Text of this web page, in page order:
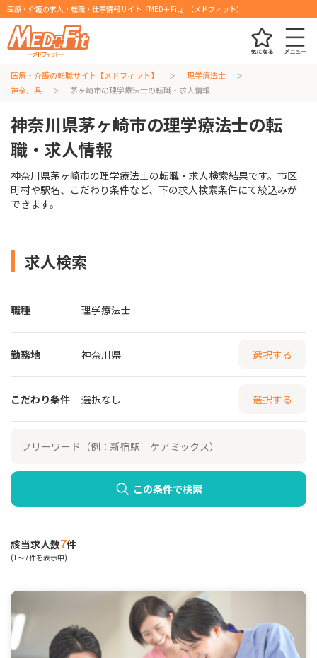
医療・介護の求人・転職・仕事情報サイト『MED＋Fit』（メドフィット）
医療・介護の転職サイト【メドフィット】
理学療法士
神奈川県
茅ヶ崎市の理学療法士の転職・求人情報
神奈川県茅ヶ崎市の理学療法士の転
職・求人情報
神奈川県茅ヶ崎市の理学療法士の転職・求人検索結果です。市区
町村や駅名、こだわり条件など、下の求人検索条件にて絞込みが
できます。
求人検索
職種 理学療法士
勤務地 神奈川県 選択する
こだわり条件 選択なし 選択する
この条件で検索
該当求人数7件
(1～7件を表示中)